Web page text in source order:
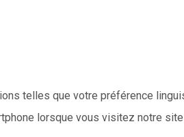
telles que votre préférence
lorsque vous visitez notre